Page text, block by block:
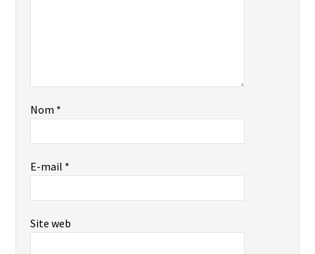
Nom *
E-mail *
Site web